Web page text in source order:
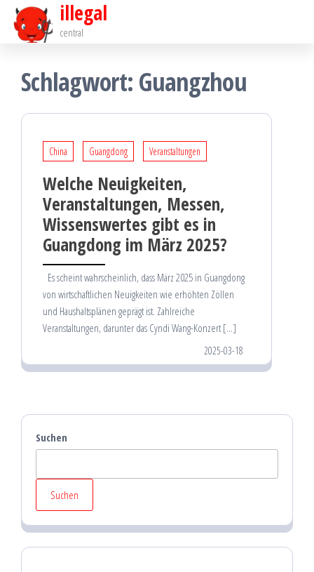
illegal
central
Schlagwort: Guangzhou
China Guangdong Veranstaltungen
Welche Neuigkeiten,
Veranstaltungen, Messen,
Wissenswertes gibt es in
Guangdong im März 2025?
Es scheint wahrscheinlich, dass März 2025 in Guangdong
von wirtschaftlichen Neuigkeiten wie erhöhten Zöllen
und Haushaltsplänen geprägt ist. Zahlreiche
Veranstaltungen, darunter das Cyndi Wang-Konzert […]
2025-03-18
Suchen
Suchen